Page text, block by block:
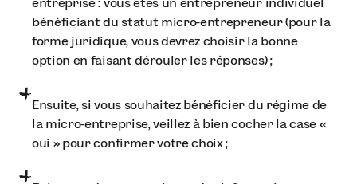
entreprise : vous êtes un entrepreneur individuel
bénéficiant du statut micro-entrepreneur (pour la
forme juridique, vous devrez choisir la bonne
option en faisant dérouler les réponses) ;
Ensuite, si vous souhaitez bénéficier du régime de
la micro-entreprise, veillez à bien cocher la case «
oui » pour confirmer votre choix ;